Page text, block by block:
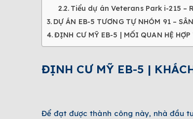
Tiểu dự án Veterans Park i-215 –
DỰ ÁN EB-5 TƯƠNG TỰ NHÓM 91 –
ĐỊNH CƯ MỸ EB-5 | MỐI QUAN HỆ
ĐỊNH CƯ MỸ EB-5 |
Để đạt được thành công này, nhà đầu